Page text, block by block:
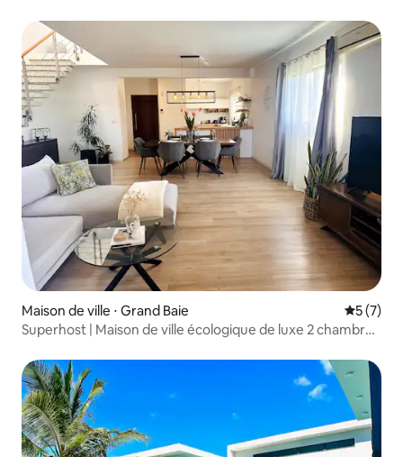
Maison de ville ⋅ Grand Baie
5 (7)
Superhost | Maison de ville écologique de luxe 2 chambres